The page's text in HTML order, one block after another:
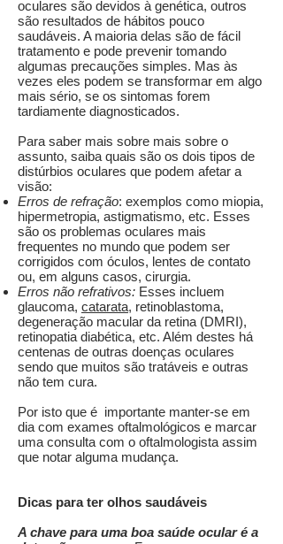
oculares são devidos à genética, outros
são resultados de hábitos pouco
saudáveis. A maioria delas são de fácil
tratamento e pode prevenir tomando
algumas precauções simples. Mas às
vezes eles podem se transformar em algo
mais sério, se os sintomas forem
tardiamente diagnosticados.
Para saber mais sobre mais sobre o
assunto, saiba quais são os dois tipos de
distúrbios oculares que podem afetar a
visão:
Erros de refração: exemplos como miopia,
hipermetropia, astigmatismo, etc. Esses
são os problemas oculares mais
frequentes no mundo que podem ser
corrigidos com óculos, lentes de contato
ou, em alguns casos, cirurgia.
Erros não refrativos: Esses incluem
glaucoma, catarata, retinoblastoma,
degeneração macular da retina (DMRI),
retinopatia diabética, etc. Além destes há
centenas de outras doenças oculares
sendo que muitos são tratáveis e outras
não tem cura.
Por isto que é importante manter-se em
dia com exames oftalmológicos e marcar
uma consulta com o oftalmologista assim
que notar alguma mudança.
Dicas para ter olhos saudáveis
A chave para uma boa saúde ocular é a